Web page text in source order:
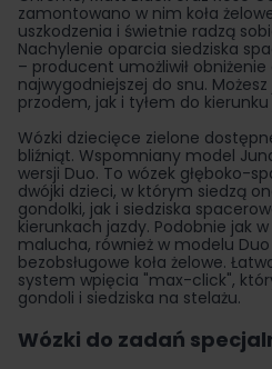
zamontowano w nim koła
uszkodzenia i świetnie radzą
Nachylenie oparcia siedziska
– producent umożliwił
najwygodniejszej do snu.
przodem, jak i tyłem do kierunku
Wózki dziecięce zielone
bliźniąt. Wspomniany model
wersji Duo. To wózek głęboko-
dwójki dzieci, w którym siedzą
gondolki, jak i siedziska
kierunkach jazdy. Podobnie jak
malucha, również w modelu
bezobsługowe koła żelowe.
system wpięcia "max-click",
gondoli i siedziska na stelażu.
Wózki do zadań